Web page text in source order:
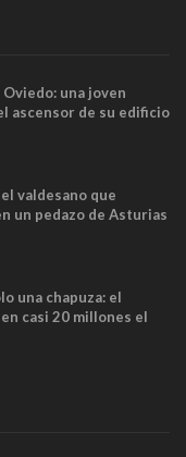
una joven
ascensor de su edificio
minutos
valdesano que
un pedazo de Asturias
una chapuza: el
casi 20 millones el
no cabían por los